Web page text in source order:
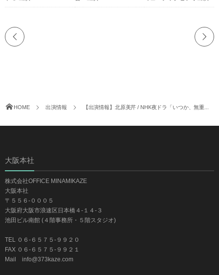
HOME 出演情報 【出演情報】北原美芹 / NHK夜ドラ「いつか、無重...
大阪本社
株式会社OFFICE MINAMIKAZE
大阪本社
〒５５６-０００５
大阪府大阪市浪速区日本橋４-１４-３
池田ビル南館 (４階事務所・５階スタジオ)
TEL ０６-６５７５-９９２０
FAX ０６-６５７５-９９２１
Mail info@373kaze.com